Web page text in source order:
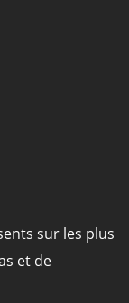
sur les plus
et de